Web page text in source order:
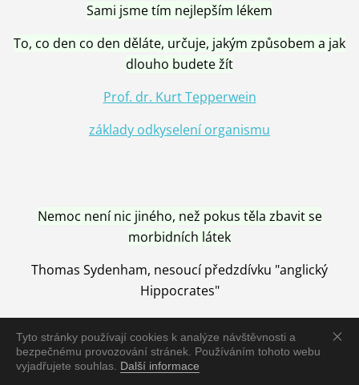
Tyto stránky používají cookies k analýze návštěvnosti a
bezpečnému provozování stránek. Používáním tohoto webu
vyjadřujete souhlas. Další informace
Sami jsme tím nejlepším lékem
To, co den co den děláte, určuje, jakým způsobem a jak
dlouho budete žít
Prof. dr. Kurt Tepperwein
základy odkyselení organismu
Nemoc není nic jiného, než pokus těla zbavit se
morbidních látek
Thomas Sydenham, nesoucí předzdívku "anglický
Hippocrates"
Nemoc je vyléčena jen pomocí Přírody, neutralizací a